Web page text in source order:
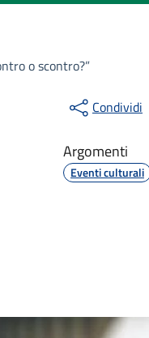
o scontro?”
Condividi
Argomenti
Eventi culturali